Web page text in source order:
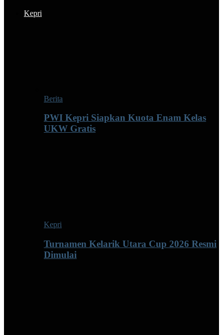
Kepri
Berita
PWI Kepri Siapkan Kuota Enam Kelas
UKW Gratis
Kepri
Turnamen Kelarik Utara Cup 2026 Resmi
Dimulai